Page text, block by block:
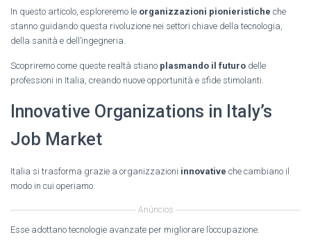
In questo articolo, esploreremo le organizzazioni pionieristiche che
stanno guidando questa rivoluzione nei settori chiave della tecnologia,
della sanità e dell’ingegneria.
Scopriremo come queste realtà stiano plasmando il futuro delle
professioni in Italia, creando nuove opportunità e sfide stimolanti.
Innovative Organizations in Italy’s
Job Market
Italia si trasforma grazie a organizzazioni innovative che cambiano il
modo in cui operiamo.
Anúncios
Esse adottano tecnologie avanzate per migliorare l’occupazione.